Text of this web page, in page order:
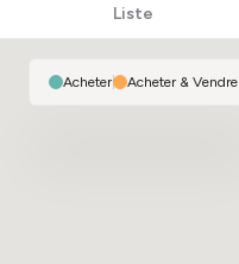
Liste
Acheter| Acheter & Vendre